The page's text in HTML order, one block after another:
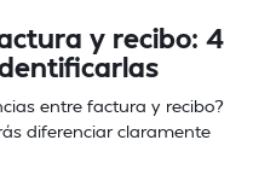
y recibo: 4
entre factura y recibo?
diferenciar claramente